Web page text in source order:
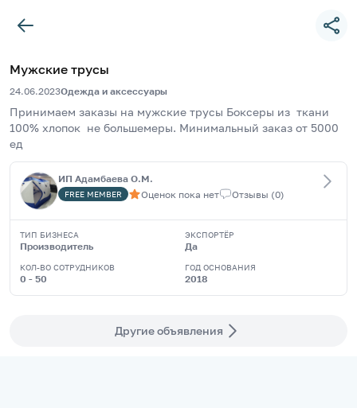
Мужские трусы
24.06.2023Одежда и аксессуары
Принимаем заказы на мужские трусы Боксеры из  ткани
100% хлопок  не большемеры. Минимальный заказ от 5000
ед
ИП Адамбаева О.М.
FREE MEMBER Оценок пока нет Отзывы (0)
ТИП БИЗНЕСА
Производитель
ЭКСПОРТЁР
Да
КОЛ-ВО СОТРУДНИКОВ
0 - 50
ГОД ОСНОВАНИЯ
2018
Другие объявления